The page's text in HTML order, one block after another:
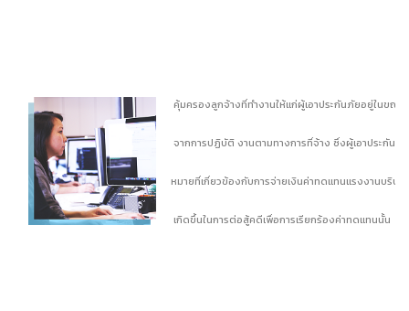
คุ้มครองลูกจ้างที่ทำงานให้แก่ผู้เอาประกันภัยอยู่ในขณะ
จากการปฏิบัติ งานตามทางการที่จ้าง ซึ่งผู้เอาประกัน
หมายที่เกี่ยวข้องกับการจ่ายเงินค่าทดแทนแรงงานบริษั
เกิดขึ้นในการต่อสู้คดีเพื่อการเรียกร้องค่าทดแทนนั้น